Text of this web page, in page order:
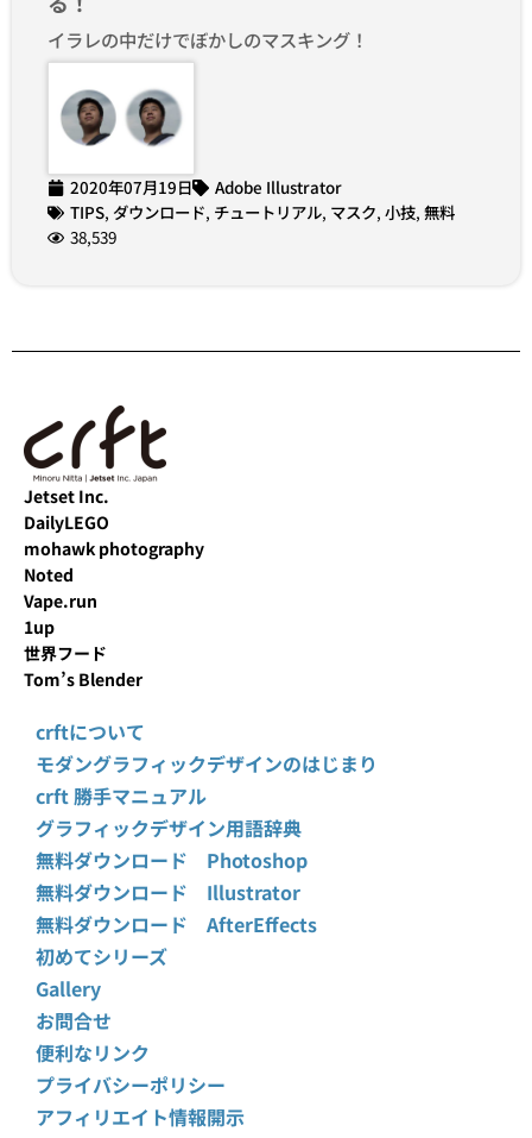
イラレの中だけでぼかしのマスキング！
2020年07月19日
Adobe Illustrator
TIPS, ダウンロード, チュートリアル, マスク, 小技, 無料
38,539
Jetset Inc.
DailyLEGO
mohawk photography
Noted
Vape.run
1up
世界フード
Tom’s Blender
crftについて
モダングラフィックデザインのはじまり
crft 勝手マニュアル
グラフィックデザイン用語辞典
無料ダウンロード Photoshop
無料ダウンロード Illustrator
無料ダウンロード AfterEffects
初めてシリーズ
Gallery
お問合せ
便利なリンク
プライバシーポリシー
アフィリエイト情報開示